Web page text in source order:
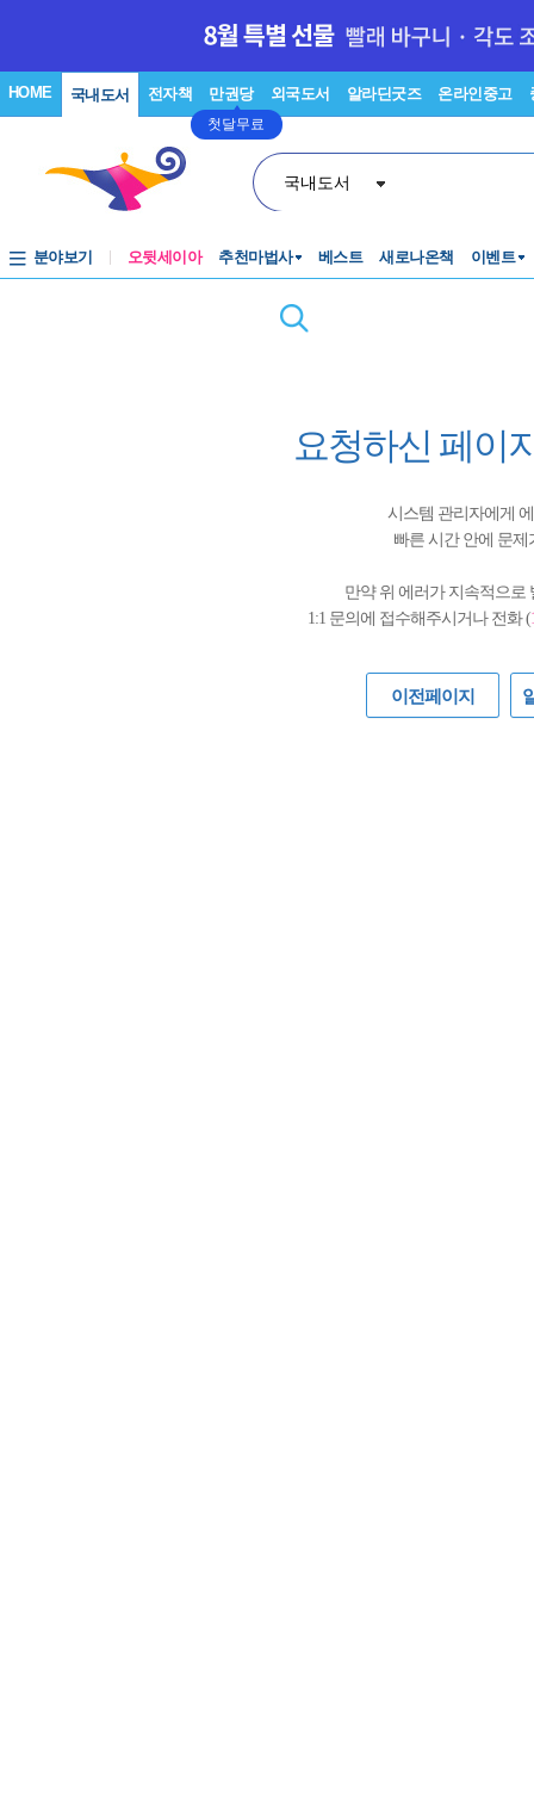
HOME 국내도서 전자책 만권당
첫달무료
외국도서 알라딘굿즈 온라인중고
국내도서
분야보기 오뒷세이아 추천마법사 베스트 새로나온책 이벤트
요청하신 페이
시스템 관리자에게
빠른 시간 안에 문
만약 위 에러가 지속적으로
1:1 문의에 접수해주시거나 전화 (
이전페이지